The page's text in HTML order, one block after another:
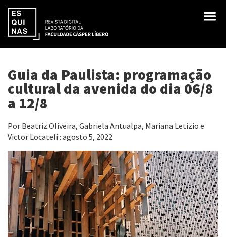
Guia da Paulista: programação
cultural da avenida do dia 06/8
a 12/8
Por Beatriz Oliveira, Gabriela Antualpa, Mariana Letizio e
Victor Locateli : agosto 5, 2022